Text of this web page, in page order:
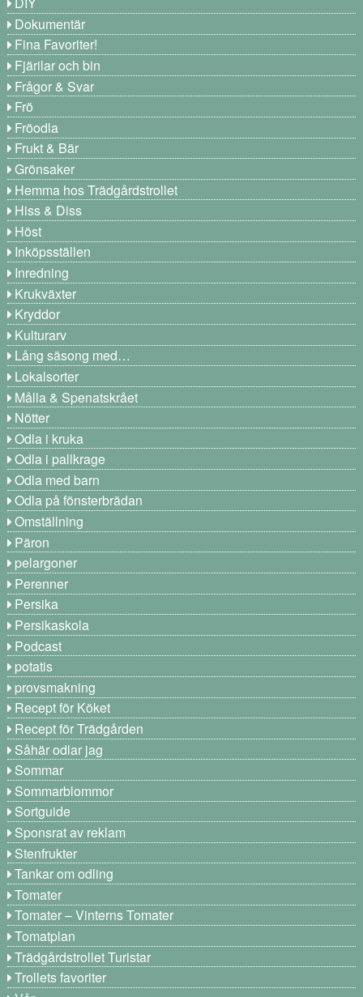
Dokumentär
Fina Favoriter!
Fjärilar och bin
Frågor & Svar
Frö
Fröodla
Frukt & Bär
Grönsaker
Hemma hos Trädgårdstrollet
Hiss & Diss
Höst
Inköpsställen
Inredning
Krukväxter
Kryddor
Kulturarv
Lång säsong med…
Lokalsorter
Målla & Spenatskrået
Nötter
Odla i kruka
Odla i pallkrage
Odla med barn
Odla på fönsterbrädan
Omställning
Päron
pelargoner
Perenner
Persika
Persikaskola
Podcast
potatis
provsmakning
Recept för Köket
Recept för Trädgården
Såhär odlar jag
Sommar
Sommarblommor
Sortguide
Sponsrat av reklam
Stenfrukter
Tankar om odling
Tomater
Tomater – Vinterns Tomater
Tomatplan
Trädgårdstrollet Turistar
Trollets favoriter